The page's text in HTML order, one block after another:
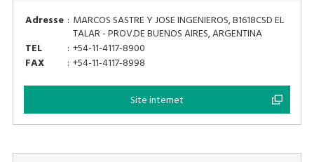
Adresse : MARCOS SASTRE Y JOSE INGENIEROS, B1618CSD EL
TALAR - PROV.DE BUENOS AIRES, ARGENTINA
TEL
: +54-11-4117-8900
FAX
: +54-11-4117-8998
Site internet